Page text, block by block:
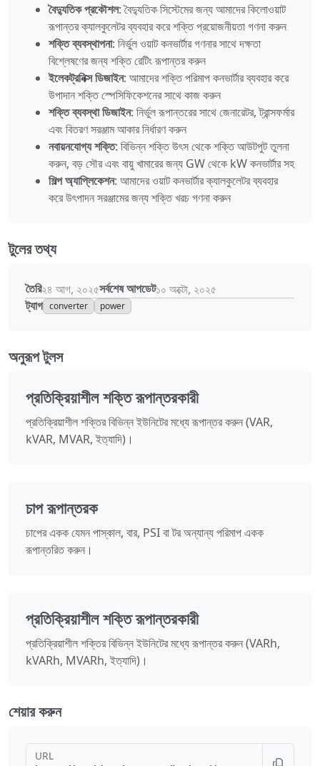
বৈদ্যুতিক প্রকৌশল: বৈদ্যুতিক সিস্টেমের জন্য আমাদের কিলোওয়াট
রূপান্তর ক্যালকুলেটর ব্যবহার করে শক্তি প্রয়োজনীয়তা গণনা করুন
শক্তি ব্যবস্থাপনা: নির্ভুল ওয়াট কনভার্টার গণনার সাথে দক্ষতা
বিশ্লেষণের জন্য শক্তি রেটিং রূপান্তর করুন
ইলেকট্রনিক্স ডিজাইন: আমাদের শক্তি পরিমাপ কনভার্টার ব্যবহার করে
উপাদান শক্তি স্পেসিফিকেশনের সাথে কাজ করুন
শক্তি ব্যবস্থা ডিজাইন: নির্ভুল রূপান্তরের সাথে জেনারেটর, ট্রান্সফর্মার
এবং বিতরণ সরঞ্জাম আকার নির্ধারণ করুন
নবায়নযোগ্য শক্তি: বিভিন্ন শক্তি উৎস থেকে শক্তি আউটপুট তুলনা
করুন, বড় সৌর এবং বায়ু খামারের জন্য GW থেকে kW কনভার্টার সহ
শিল্প অ্যাপ্লিকেশন: আমাদের ওয়াট কনভার্টার ক্যালকুলেটর ব্যবহার
করে উৎপাদন সরঞ্জামের জন্য শক্তি খরচ গণনা করুন
টুলের তথ্য
তৈরি২৪ আগ, ২০২৫সর্বশেষ আপডেট১০ অক্টো, ২০২৫
ট্যাগ converter power
অনুরূপ টুলস
প্রতিক্রিয়াশীল শক্তি রূপান্তরকারী
প্রতিক্রিয়াশীল শক্তির বিভিন্ন ইউনিটের মধ্যে রূপান্তর করুন (VAR,
kVAR, MVAR, ইত্যাদি)।
চাপ রূপান্তরক
চাপের একক যেমন পাস্কাল, বার, PSI বা টর অন্যান্য পরিমাপ একক
রূপান্তরিত করুন।
প্রতিক্রিয়াশীল শক্তি রূপান্তরকারী
প্রতিক্রিয়াশীল শক্তির বিভিন্ন ইউনিটের মধ্যে রূপান্তর করুন (VARh,
kVARh, MVARh, ইত্যাদি)।
শেয়ার করুন
URL